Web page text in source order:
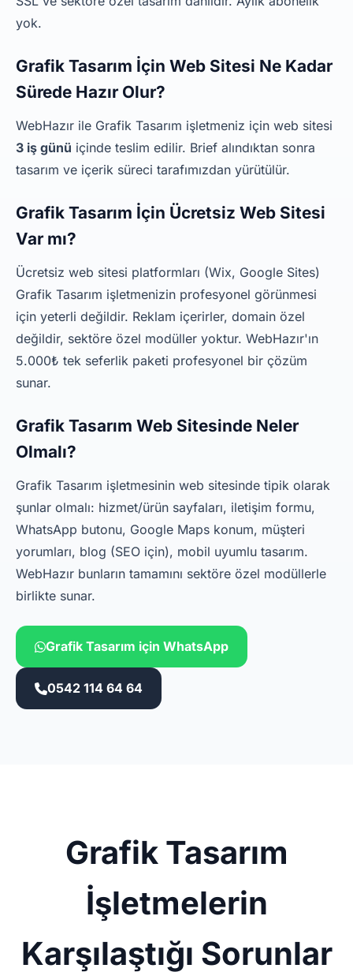
yok.
Grafik Tasarım İçin Web Sitesi Ne Kadar
Sürede Hazır Olur?
WebHazır ile Grafik Tasarım işletmeniz için web sitesi
3 iş günü içinde teslim edilir. Brief alındıktan sonra
tasarım ve içerik süreci tarafımızdan yürütülür.
Grafik Tasarım İçin Ücretsiz Web Sitesi
Var mı?
Ücretsiz web sitesi platformları (Wix, Google Sites)
Grafik Tasarım işletmenizin profesyonel görünmesi
için yeterli değildir. Reklam içerirler, domain özel
değildir, sektöre özel modüller yoktur. WebHazır'ın
5.000₺ tek seferlik paketi profesyonel bir çözüm
sunar.
Grafik Tasarım Web Sitesinde Neler
Olmalı?
Grafik Tasarım işletmesinin web sitesinde tipik olarak
şunlar olmalı: hizmet/ürün sayfaları, iletişim formu,
WhatsApp butonu, Google Maps konum, müşteri
yorumları, blog (SEO için), mobil uyumlu tasarım.
WebHazır bunların tamamını sektöre özel modüllerle
birlikte sunar.
Grafik Tasarım için WhatsApp
0542 114 64 64
Grafik Tasarım
İşletmelerin
Karşılaştığı Sorunlar